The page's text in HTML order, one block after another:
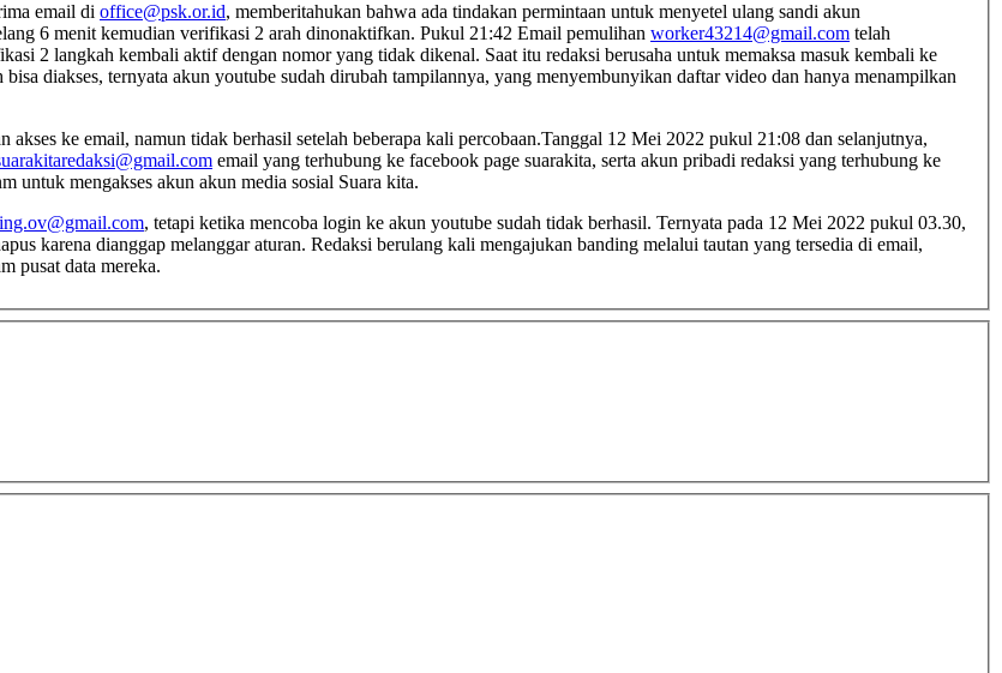
email di office@psk.or.id, memberitahukan bahwa ada tindakan permintaan untuk menyetel ulang sandi akun
6 menit kemudian verifikasi 2 arah dinonaktifkan. Pukul 21:42 Email pemulihan worker43214@gmail.com telah
2 langkah kembali aktif dengan nomor yang tidak dikenal. Saat itu redaksi berusaha untuk memaksa masuk kembali ke
diakses, ternyata akun youtube sudah dirubah tampilannya, yang menyembunyikan daftar video dan hanya menampilkan
email yang terhubung ke facebook page suarakita, serta akun pribadi redaksi yang terhubung ke
untuk mengakses akun akun media sosial Suara kita.
, tetapi ketika mencoba login ke akun youtube sudah tidak berhasil. Ternyata pada 12 Mei 2022 pukul 03.30,
karena dianggap melanggar aturan. Redaksi berulang kali mengajukan banding melalui tautan yang tersedia di email,
pusat data mereka.